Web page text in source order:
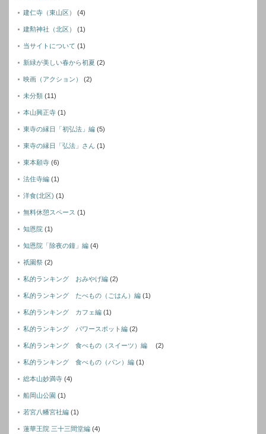
建仁寺（東山区） (4)
建勲神社（北区） (1)
当サイトについて (1)
新緑が美しい春から初夏 (2)
映画（アクション） (2)
未分類 (11)
本山興正寺 (1)
東寺の縁日「初弘法」編 (5)
東寺の縁日「弘法」さん (1)
東本願寺 (6)
法住寺編 (1)
洋食(北区) (1)
無料休憩スペース (1)
知恩院 (1)
知恩院「除夜の鐘」編 (4)
祇園祭 (2)
私的ランキング おみやげ編 (2)
私的ランキング たべもの（ごはん）編 (1)
私的ランキング カフェ編 (1)
私的ランキング パワースポット編 (2)
私的ランキング 食べもの（スイーツ）編 (2)
私的ランキング 食べもの（パン）編 (1)
総本山妙満寺 (4)
船岡山公園 (1)
若宮八幡宮社編 (1)
蓮華王院 三十三間堂編 (4)